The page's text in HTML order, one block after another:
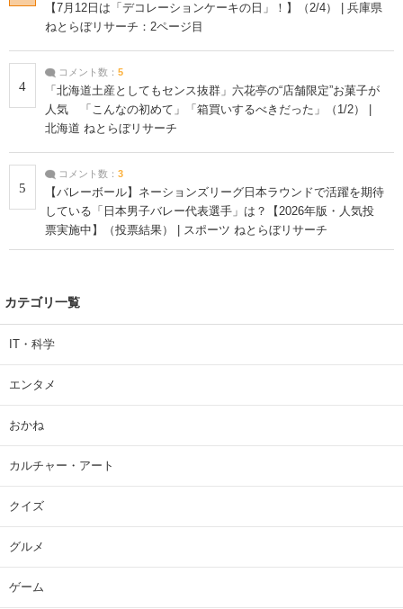
【7月12日は「デコレーションケーキの日」！】（2/4） | 兵庫県
ねとらぼリサーチ：2ページ目
4
コメント数： 5
「北海道土産としてもセンス抜群」六花亭の“店舗限定”お菓子が
人気 「こんなの初めて」「箱買いするべきだった」（1/2） |
北海道 ねとらぼリサーチ
5
コメント数： 3
【バレーボール】ネーションズリーグ日本ラウンドで活躍を期待
している「日本男子バレー代表選手」は？【2026年版・人気投
票実施中】（投票結果） | スポーツ ねとらぼリサーチ
カテゴリ一覧
IT・科学
エンタメ
おかね
カルチャー・アート
クイズ
グルメ
ゲーム